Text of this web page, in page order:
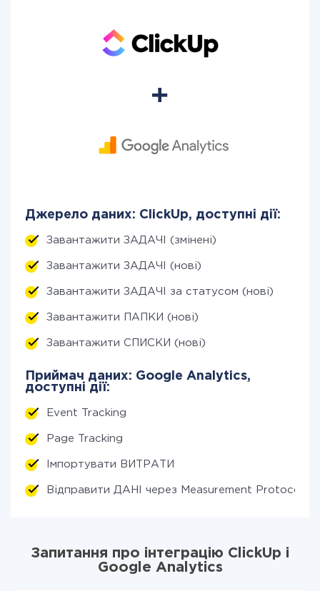
Джерело даних: ClickUp, доступні дії:
Завантажити ЗАДАЧІ (змінені)
Завантажити ЗАДАЧІ (нові)
Завантажити ЗАДАЧІ за статусом (нові)
Завантажити ПАПКИ (нові)
Завантажити СПИСКИ (нові)
Приймач даних: Google Analytics,
доступні дії:
Event Tracking
Page Tracking
Імпортувати ВИТРАТИ
Відправити ДАНІ через Measurement Protocol
Запитання про інтеграцію ClickUp і
Google Analytics